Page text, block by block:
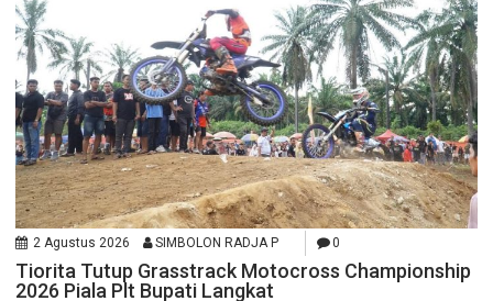
2 Agustus 2026 SIMBOLON RADJA P 0
Tiorita Tutup Grasstrack Motocross Championship
2026 Piala Plt Bupati Langkat